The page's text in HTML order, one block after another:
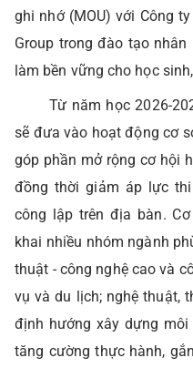
ghi nhớ (MOU) với Công
Group trong đào tạo
làm bền vững cho học
Từ năm học 2026-
sẽ đưa vào hoạt động cơ
góp phần mở rộng cơ hội
đồng thời giảm áp lực
công lập trên địa bàn.
khai nhiều nhóm ngành
thuật - công nghệ cao và
vụ và du lịch; nghệ thuật,
định hướng xây dựng
tăng cường thực hành,